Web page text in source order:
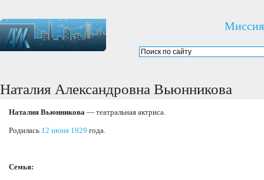
Миссия
Наталия Александровна Вьюнникова
Наталия Вьюнникова — театральная актриса.
Родилась 12 июня 1929 года.
Семья: